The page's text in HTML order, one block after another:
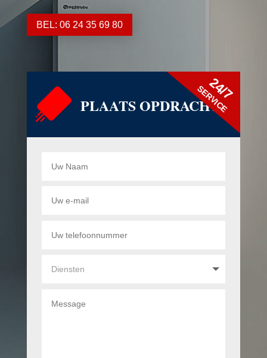
BEL: 06 24 35 69 80
PLAATS OPDRACHT
24/7
SERVICE